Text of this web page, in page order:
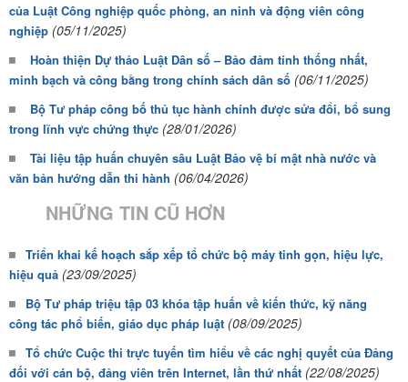
của Luật Công nghiệp quốc phòng, an ninh và động viên công
nghiệp (05/11/2025)
Hoàn thiện Dự thảo Luật Dân số – Bảo đảm tính thống nhất,
minh bạch và công bằng trong chính sách dân số (06/11/2025)
Bộ Tư pháp công bố thủ tục hành chính được sửa đổi, bổ sung
trong lĩnh vực chứng thực (28/01/2026)
Tài liệu tập huấn chuyên sâu Luật Bảo vệ bí mật nhà nước và
văn bản hướng dẫn thi hành (06/04/2026)
NHỮNG TIN CŨ HƠN
Triển khai kế hoạch sắp xếp tổ chức bộ máy tinh gọn, hiệu lực,
hiệu quả (23/09/2025)
Bộ Tư pháp triệu tập 03 khóa tập huấn về kiến thức, kỹ năng
công tác phổ biến, giáo dục pháp luật (08/09/2025)
Tổ chức Cuộc thi trực tuyến tìm hiểu về các nghị quyết của Đảng
đối với cán bộ, đảng viên trên Internet, lần thứ nhất (22/08/2025)